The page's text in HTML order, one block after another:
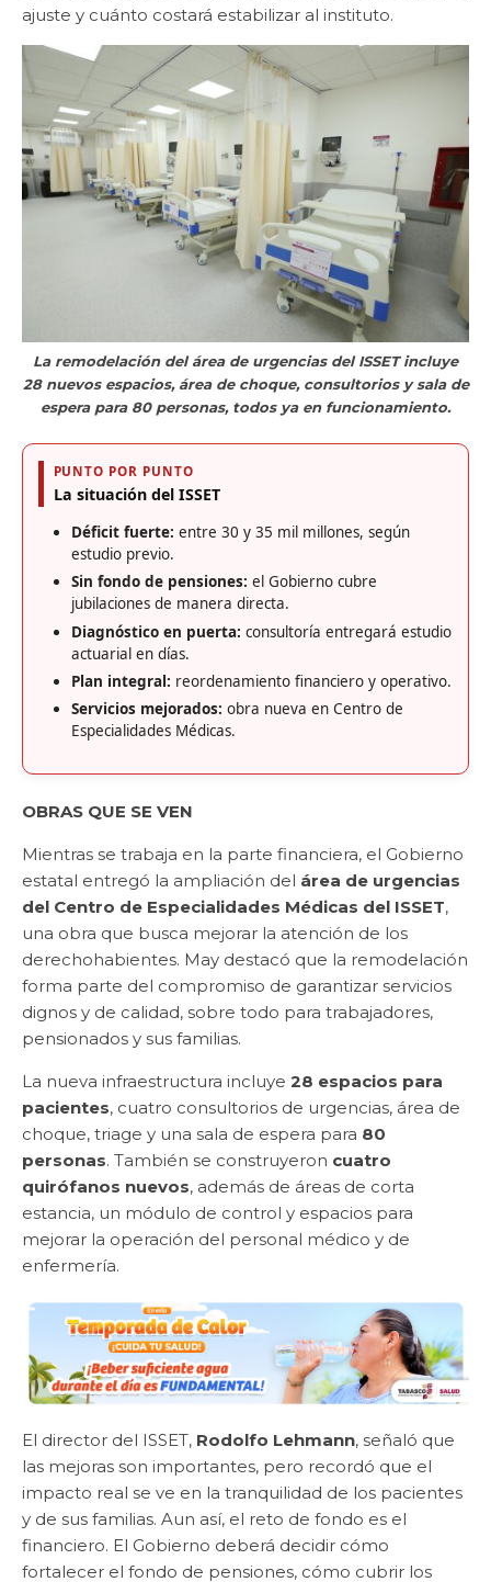
ajuste y cuánto costará estabilizar al instituto.
La remodelación del área de urgencias del ISSET incluye
28 nuevos espacios, área de choque, consultorios y sala de
espera para 80 personas, todos ya en funcionamiento.
PUNTO POR PUNTO
La situación del ISSET
Déficit fuerte: entre 30 y 35 mil millones, según
estudio previo.
Sin fondo de pensiones: el Gobierno cubre
jubilaciones de manera directa.
Diagnóstico en puerta: consultoría entregará estudio
actuarial en días.
Plan integral: reordenamiento financiero y operativo.
Servicios mejorados: obra nueva en Centro de
Especialidades Médicas.
OBRAS QUE SE VEN
Mientras se trabaja en la parte financiera, el Gobierno
estatal entregó la ampliación del área de urgencias
del Centro de Especialidades Médicas del ISSET,
una obra que busca mejorar la atención de los
derechohabientes. May destacó que la remodelación
forma parte del compromiso de garantizar servicios
dignos y de calidad, sobre todo para trabajadores,
pensionados y sus familias.
La nueva infraestructura incluye 28 espacios para
pacientes, cuatro consultorios de urgencias, área de
choque, triage y una sala de espera para 80
personas. También se construyeron cuatro
quirófanos nuevos, además de áreas de corta
estancia, un módulo de control y espacios para
mejorar la operación del personal médico y de
enfermería.
El director del ISSET, Rodolfo Lehmann, señaló que
las mejoras son importantes, pero recordó que el
impacto real se ve en la tranquilidad de los pacientes
y de sus familias. Aun así, el reto de fondo es el
financiero. El Gobierno deberá decidir cómo
fortalecer el fondo de pensiones, cómo cubrir los